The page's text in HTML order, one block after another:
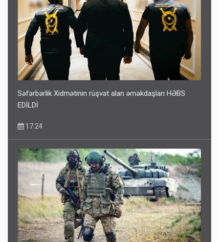
Səfərbərlik Xidmətinin rüşvət alan əməkdaşları HƏBS
EDİLDİ
17:24